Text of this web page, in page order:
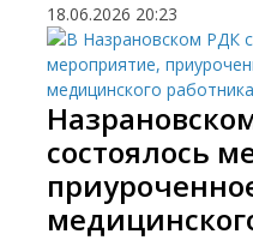
18.06.2026 20:23
состоялось